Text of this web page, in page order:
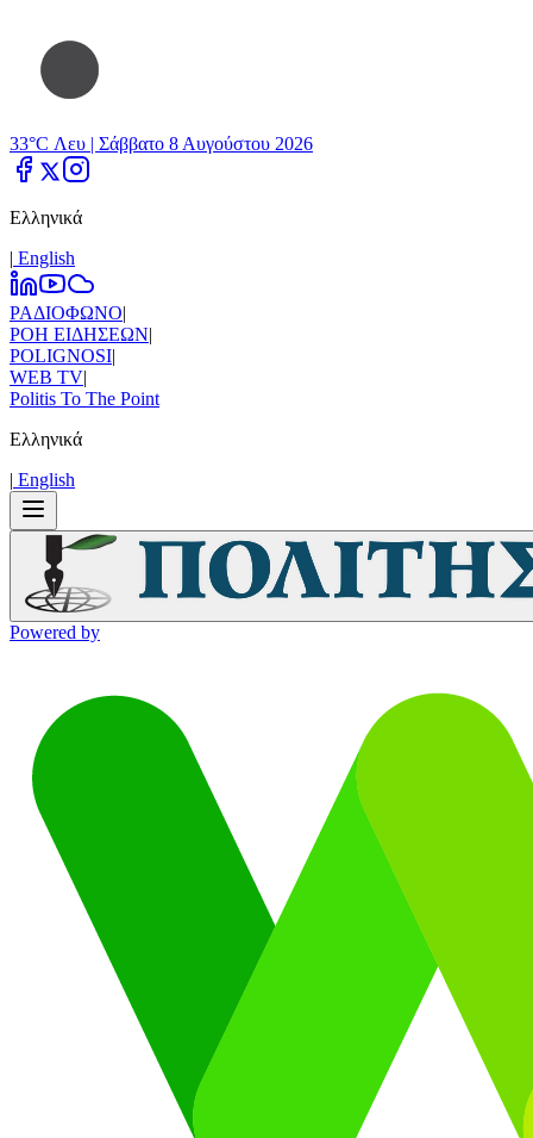
33°C Λευ | Σάββατο 8 Αυγούστου 2026
Ελληνικά
| Εnglish
ΡΑΔΙΟΦΩΝΟ|
ΡΟΗ ΕΙΔΗΣΕΩΝ|
POLIGNOSI|
WEB TV|
Politis To The Point
Ελληνικά
| Εnglish
Powered by